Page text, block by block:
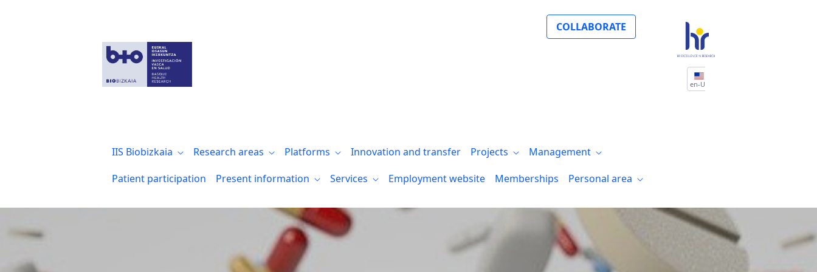
COLLABORATE
en-US
IIS Biobizkaia Research areas Platforms Innovation and transfer Projects
Management
Patient participation
Present information Services Employment website Memberships Personal area